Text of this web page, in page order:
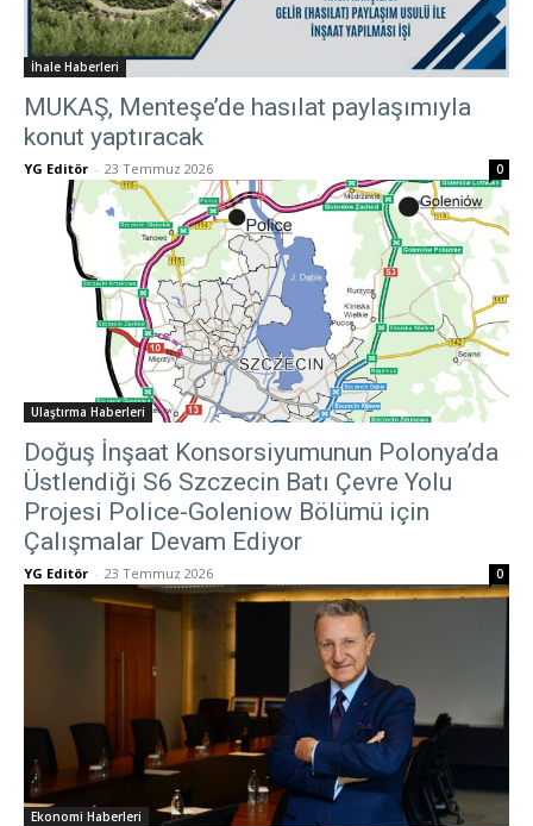
İhale Haberleri
MUKAŞ, Menteşe’de hasılat paylaşımıyla
konut yaptıracak
YG Editör - 23 Temmuz 2026 0
Ulaştırma Haberleri
Doğuş İnşaat Konsorsiyumunun Polonya’da
Üstlendiği S6 Szczecin Batı Çevre Yolu
Projesi Police-Goleniow Bölümü için
Çalışmalar Devam Ediyor
YG Editör - 23 Temmuz 2026 0
Ekonomi Haberleri